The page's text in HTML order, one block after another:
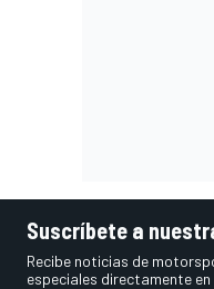
Suscríbete a
Recibe noticias de
especiales directamente